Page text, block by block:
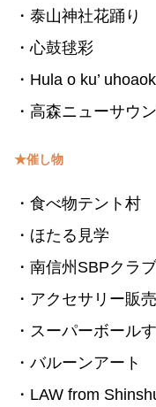
・泰山神社花踊り
・心鼓毬彩
・Hula o ku’
・高森ニューサウ
★催し物
・食べ物テント村
・ほたる見学
・南信州SBPクラブ
・アクセサリー販売
・スーパーボール
・バルーンアート
・LAW from